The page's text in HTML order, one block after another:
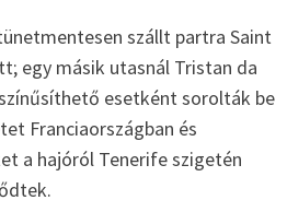
szállt partra Saint
egy másik utasnál Tristan da
esetként sorolták be
Franciaországban és
a hajóról Tenerife szigetén